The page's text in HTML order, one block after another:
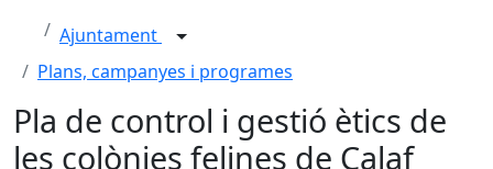
Ajuntament
Plans, campanyes i programes
Pla de control i gestió ètics de
les colònies felines de Calaf